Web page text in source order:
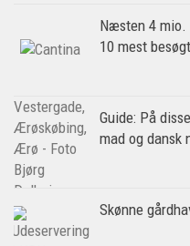
Næsten 4 mio.
10 mest
Guide: På
mad og dansk
Skønne